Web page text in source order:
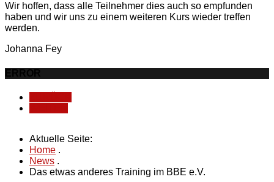
Wir hoffen, dass alle Teilnehmer dies auch so empfunden
haben und wir uns zu einem weiteren Kurs wieder treffen
werden.
Johanna Fey
ERROR
Aktuelle Seite:
Home .
News .
Das etwas anderes Training im BBE e.V.